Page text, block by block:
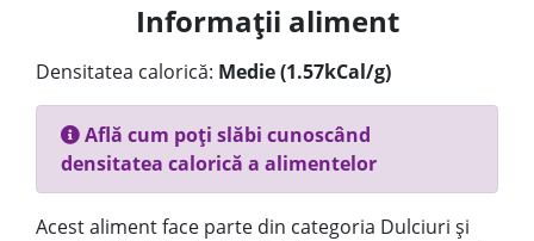
Informații aliment
Densitatea calorică: Medie (1.57kCal/g)
Află cum poți slăbi cunoscând
densitatea calorică a alimentelor
Acest aliment face parte din categoria Dulciuri și